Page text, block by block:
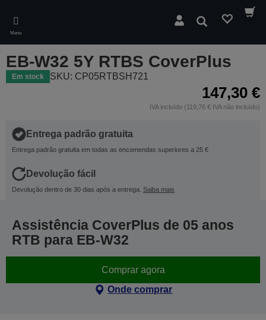
main
content
Menu
Pesquisar
EB-W32 5Y RTBS CoverPlus
Em stock SKU: CP05RTBSH721
147,30 €
IVA incluído (119,76 € IVA não incluído)
Entrega padrão gratuita
Entrega padrão gratuita em todas as encomendas superiores a 25 €
Devolução fácil
Devolução dentro de 30 dias após a entrega. Saiba mais
Assistência CoverPlus de 05 anos
RTB para EB-W32
Comprar agora
Onde comprar